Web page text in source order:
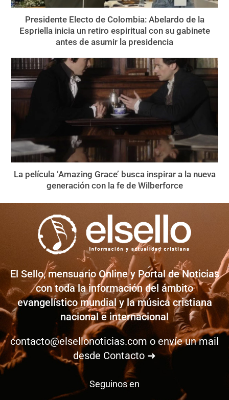
Presidente Electo de Colombia: Abelardo de la
Espriella inicia un retiro espiritual con su gabinete
antes de asumir la presidencia
La película ‘Amazing Grace’ busca inspirar a la nueva
generación con la fe de Wilberforce
El Sello, mensuario Online y Portal de Noticias
con toda la información del ámbito
evangelístico mundial y la música cristiana
nacional e internacional
contacto@elsellonoticias.com o envíe un mail
desde Contacto ➜
Seguinos en